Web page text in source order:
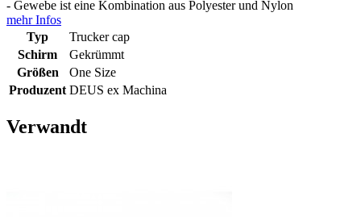
- Gewebe ist eine Kombination aus Polyester und Nylon
mehr Infos
Typ
Trucker cap
Schirm
Gekrümmt
Größen
One Size
Produzent DEUS ex Machina
Verwandt